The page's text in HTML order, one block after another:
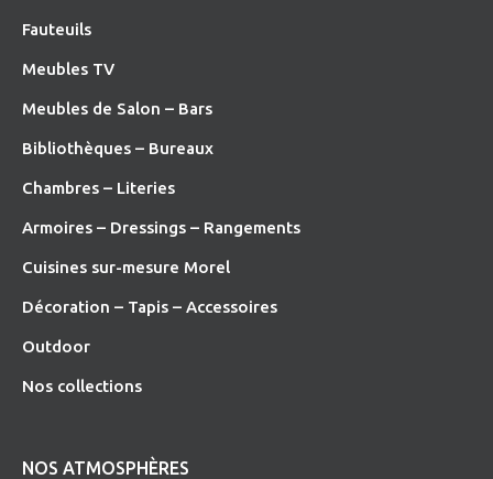
Fauteuils
Meubles TV
Meubles de Salon – Bars
Bibliothèques – Bureaux
Chambres – Literies
Armoires – Dressings – Rangements
Cuisines sur-mesure Morel
Décoration – Tapis – Accessoires
Outdoor
Nos collections
NOS ATMOSPHÈRES